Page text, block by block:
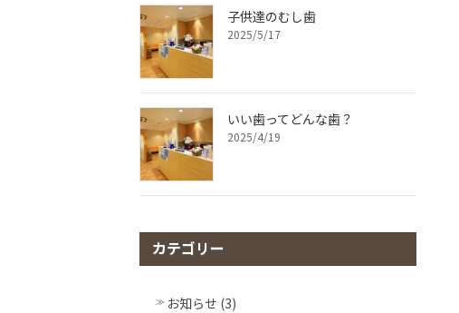
子供達のむし歯
2025/5/17
いい歯ってどんな歯？
2025/4/19
カテゴリー
お知らせ (3)